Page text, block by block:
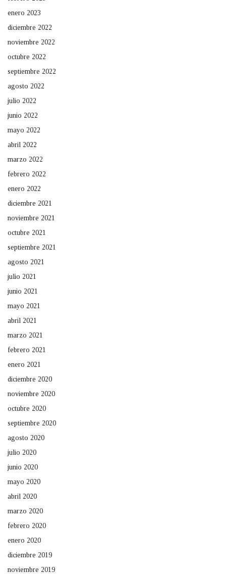
enero 2023
diciembre 2022
noviembre 2022
octubre 2022
septiembre 2022
agosto 2022
julio 2022
junio 2022
mayo 2022
abril 2022
marzo 2022
febrero 2022
enero 2022
diciembre 2021
noviembre 2021
octubre 2021
septiembre 2021
agosto 2021
julio 2021
junio 2021
mayo 2021
abril 2021
marzo 2021
febrero 2021
enero 2021
diciembre 2020
noviembre 2020
octubre 2020
septiembre 2020
agosto 2020
julio 2020
junio 2020
mayo 2020
abril 2020
marzo 2020
febrero 2020
enero 2020
diciembre 2019
noviembre 2019